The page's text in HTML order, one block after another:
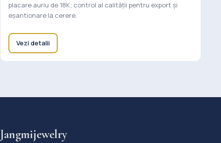
placare auriu de 18K; control al calității pentru export și
eșantionare la cerere.
Vezi detalii
Jangmijewelry